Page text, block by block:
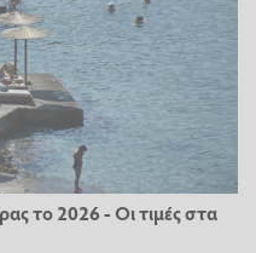
το 2026 - Οι τιμές στα